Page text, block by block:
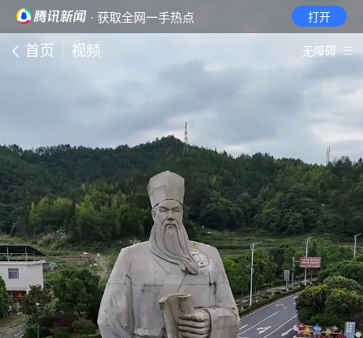
· 获取全网一手热点 打开
首页 视频 无障碍